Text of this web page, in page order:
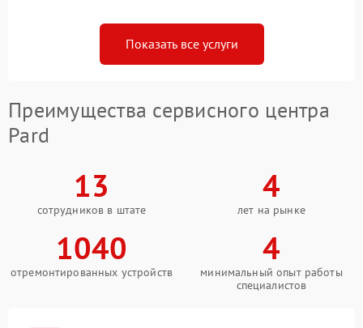
Показать все услуги
Преимущества сервисного центра
Pard
13
сотрудников в штате
4
лет на рынке
1040
отремонтированных устройств
4
минимальный опыт работы
специалистов